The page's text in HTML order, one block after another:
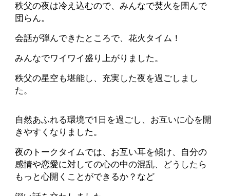
秩父の夜は冷え込むので、みんなで焚火を囲んで
団らん。
会話が弾んできたところで、花火タイム！
みんなでワイワイ盛り上がりました。
秩父の星空も堪能し、充実した夜を過ごしまし
た。
自然あふれる環境で1日を過ごし、お互いに心を開
きやすくなりました。
夜のトークタイムでは、お互い耳を傾け、自分の
感情や恋愛に対しての心の中の混乱、どうしたら
もっと心開くことができるか？など